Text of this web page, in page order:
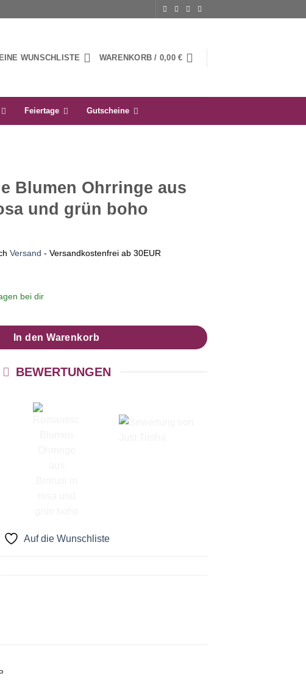
WUNSCHLISTE WARENKORB / 0,00€
Feiertage Gutscheine
Blumen Ohrringe aus
und grün boho
Versand - Versandkostenfrei ab 30EUR
bei dir
In den Warenkorb
BEWERTUNGEN
Auf die Wunschliste